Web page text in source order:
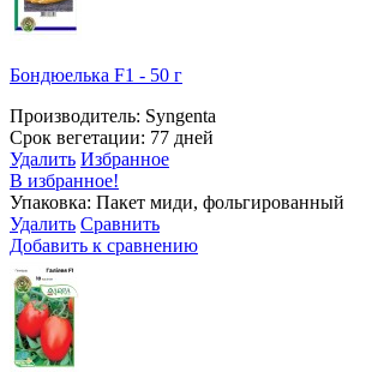
Бондюелька F1 - 50 г
Производитель: Syngenta
Срок вегетации: 77 дней
Удалить Избранное
В избранное!
Упаковка: Пакет миди, фольгированный
Удалить Сравнить
Добавить к сравнению